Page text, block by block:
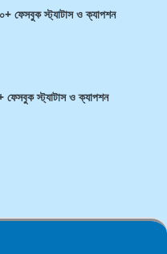
ফেসবুক স্ট্যাটাস ও ক্যাপশন
ফেসবুক স্ট্যাটাস ও ক্যাপশন